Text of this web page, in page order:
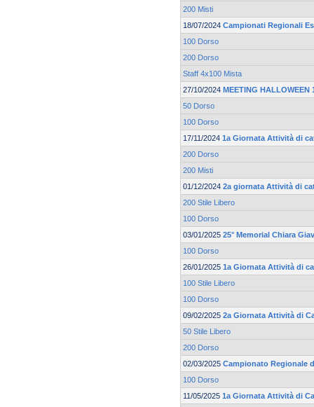
200 Misti
18/07/2024 Campionati Regionali
100 Dorso
200 Dorso
Staff 4x100 Mista
27/10/2024 MEETING HALLOWEEN
50 Dorso
100 Dorso
17/11/2024 1a Giornata Attività di
200 Dorso
200 Misti
01/12/2024 2a giornata Attività di
200 Stile Libero
100 Dorso
03/01/2025 25° Memorial Chiara
100 Dorso
26/01/2025 1a Giornata Attività di
100 Stile Libero
100 Dorso
09/02/2025 2a Giornata Attività di
50 Stile Libero
200 Dorso
02/03/2025 Campionato Regionale
100 Dorso
11/05/2025 1a Giornata Attività di